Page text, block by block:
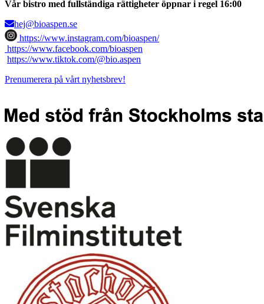
Vår bistro med fullständiga rättigheter öppnar i regel 16:00
hej@bioaspen.se
https://www.instagram.com/bioaspen/
https://www.facebook.com/bioaspen
https://www.tiktok.com/@bio.aspen
Prenumerera på vårt nyhetsbrev!